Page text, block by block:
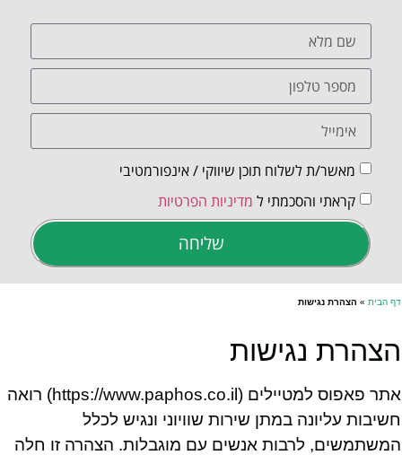
מאשר/ת לשלוח תוכן שיווקי / אינפורמטיבי
קראתי והסכמתי ל מדיניות הפרטיות
שליחה
דף הבית » הצהרת נגישות
הצהרת נגישות
אתר פאפוס למטיילים (https://www.paphos.co.il) רואה
חשיבות עליונה במתן שירות שוויוני ונגיש לכלל
המשתמשים, לרבות אנשים עם מוגבלות. הצהרה זו חלה